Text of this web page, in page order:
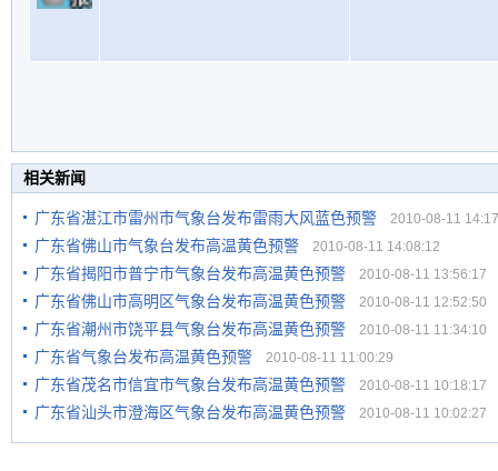
相关新闻
广东省湛江市雷州市气象台发布雷雨大风蓝色预警 2010-08-11
广东省佛山市气象台发布高温黄色预警 2010-08-11 14:08:12
广东省揭阳市普宁市气象台发布高温黄色预警 2010-08-11 13:56:17
广东省佛山市高明区气象台发布高温黄色预警 2010-08-11 12:52:50
广东省潮州市饶平县气象台发布高温黄色预警 2010-08-11 11:34:10
广东省气象台发布高温黄色预警 2010-08-11 11:00:29
广东省茂名市信宜市气象台发布高温黄色预警 2010-08-11 10:18:17
广东省汕头市澄海区气象台发布高温黄色预警 2010-08-11 10:02:27